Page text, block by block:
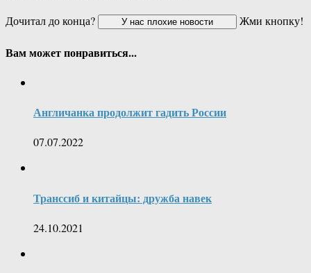
Дочитал до конца?
Жми кнопку!
Вам может понравиться...
Англичанка продолжит гадить России
07.07.2022
Транссиб и китайцы: дружба навек
24.10.2021